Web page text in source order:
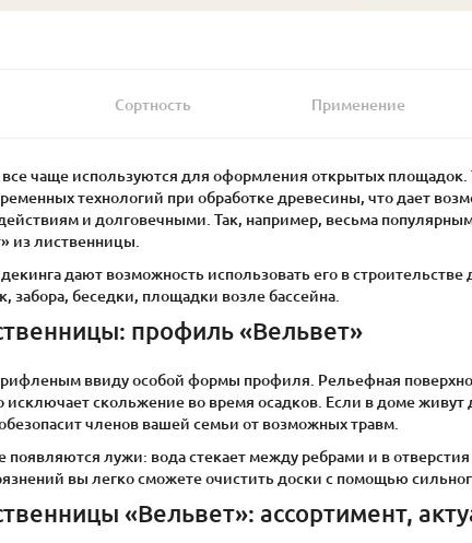
Сортность Применение
все чаще используются для оформления открытых
технологий при обработке древесины, что дает
и долговечными. Так, например, весьма
из лиственницы.
дают возможность использовать его в строительстве
беседки, площадки возле бассейна.
профиль «Вельвет»
ввиду особой формы профиля. Рельефная
исключает скольжение во время осадков. Если в доме живут
членов вашей семьи от возможных травм.
появляются лужи: вода стекает между ребрами и в
вы легко сможете очистить доски с помощью
«Вельвет»: ассортимент,